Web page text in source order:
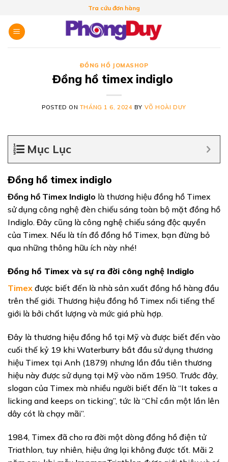
content
Tra cứu đơn hàng
ĐỒNG HỒ JOMASHOP
Đồng hồ timex indiglo
POSTED ON THÁNG 1 6, 2024 BY VÕ HOÀI DUY
Mục Lục
Đồng hồ timex indiglo
Đồng hồ Timex Indiglo là thương hiệu đồng hồ Timex
sử dụng công nghệ đèn chiếu sáng toàn bộ mặt đồng hồ
Indiglo. Đây cũng là công nghệ chiếu sáng độc quyền
của Timex. Nếu là tín đồ đồng hồ Timex, bạn đừng bỏ
qua những thông hữu ích này nhé!
Đồng hồ Timex và sự ra đời công nghệ Indiglo
Timex được biết đến là nhà sản xuất đồng hồ hàng đầu
trên thế giới. Thương hiệu đồng hồ Timex nổi tiếng thế
giới là bởi chất lượng và mức giá phù hợp.
Đây là thương hiệu đồng hồ tại Mỹ và được biết đến vào
cuối thế kỷ 19 khi Waterburry bắt đầu sử dụng thương
hiệu Timex tại Anh (1879) nhưng lần đầu tiên thương
hiệu này được sử dụng tại Mỹ vào năm 1950. Trước đây,
slogan của Timex mà nhiều người biết đến là “It takes a
licking and keeps on ticking”, tức là “Chỉ cần một lần lên
dây cót là chạy mãi”.
1984, Timex đã cho ra đời một dòng đồng hồ điện tử
Triathlon, tuy nhiên, hiệu ứng lại không được tốt. Mãi 2